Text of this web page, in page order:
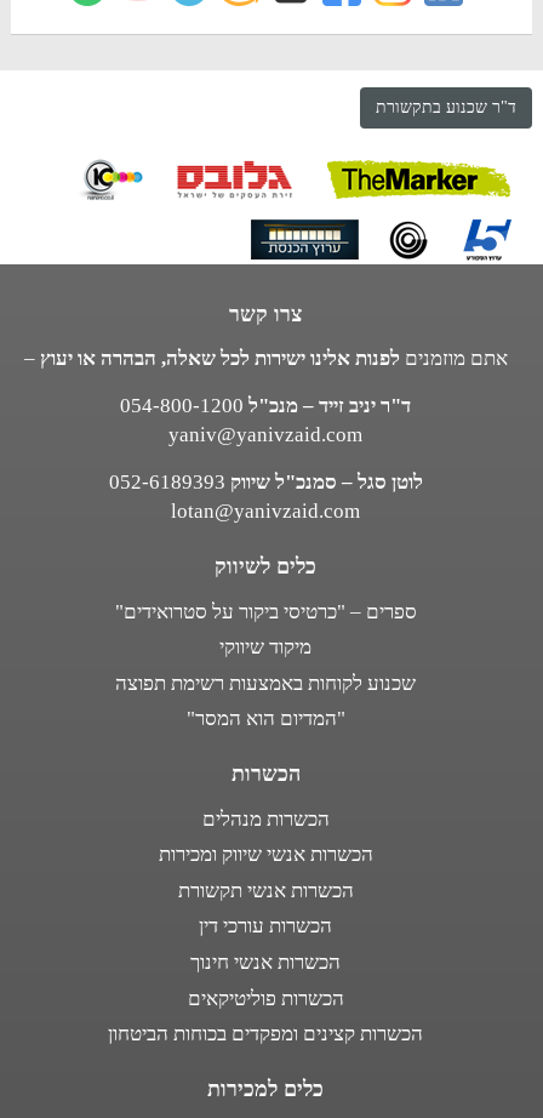
ד"ר שכנוע בתקשורת
צרו קשר
אתם מוזמנים לפנות אלינו ישירות לכל שאלה, הבהרה או יעוץ –
ד"ר יניב זייד – מנכ"ל 054-800-1200
yaniv@yanivzaid.com
לוטן סגל – סמנכ"ל שיווק 052-6189393
lotan@yanivzaid.com
כלים לשיווק
ספרים – "כרטיסי ביקור על סטרואידים"
מיקוד שיווקי
שכנוע לקוחות באמצעות רשימת תפוצה
"המדיום הוא המסר"
הכשרות
הכשרות מנהלים
הכשרות אנשי שיווק ומכירות
הכשרות אנשי תקשורת
הכשרות עורכי דין
הכשרות אנשי חינוך
הכשרות פוליטיקאים
הכשרות קצינים ומפקדים בכוחות הביטחון
כלים למכירות